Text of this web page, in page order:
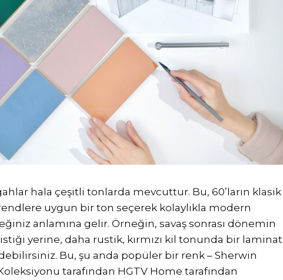
hala çeşitli tonlarda mevcuttur. Bu, 60’ların klasik
uygun bir ton seçerek kolaylıkla modern
anlamına gelir. Örneğin, savaş sonrası dönemin
yerine, daha rustik, kırmızı kil tonunda bir laminat
Bu, şu anda popüler bir renk – Sherwin
tarafından HGTV Home tarafından